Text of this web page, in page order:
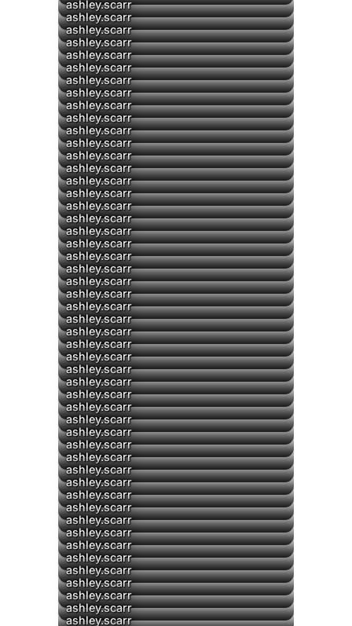
ashley.scarr
ashley.scarr
ashley.scarr
ashley.scarr
▶
ashley.scarr
ashley.scarr
ashley.scarr
ashley.scarr
ashley.scarr
▶
ashley.scarr
ashley.scarr
ashley.scarr
ashley.scarr
ashley.scarr
ashley.scarr
ashley.scarr
ashley.scarr
ashley.scarr
ashley.scarr
ashley.scarr
ashley.scarr
▶
ashley.scarr
▶
ashley.scarr
ashley.scarr
ashley.scarr
ashley.scarr
ashley.scarr
ashley.scarr
ashley.scarr
ashley.scarr
ashley.scarr
ashley.scarr
ashley.scarr
ashley.scarr
ashley.scarr
ashley.scarr
ashley.scarr
ashley.scarr
ashley.scarr
ashley.scarr
ashley.scarr
ashley.scarr
ashley.scarr
ashley.scarr
ashley.scarr
ashley.scarr
ashley.scarr
ashley.scarr
ashley.scarr
ashley.scarr